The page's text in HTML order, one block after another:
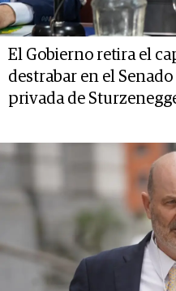
El Gobierno retira el
destrabar en el
privada de